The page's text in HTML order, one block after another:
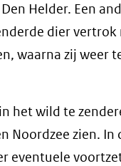
Helder. Een
dier
waarna zij weer
het wild te
Noordzee zien.
eventuele